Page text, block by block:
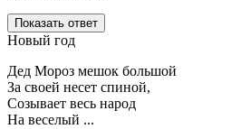
Показать ответ
Новый год
Дед Мороз мешок большой
За своей несет спиной,
Созывает весь народ
На веселый ...